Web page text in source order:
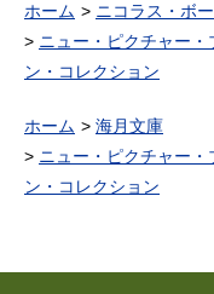
ホーム
ニコラス・ボ
ニュー・ピクチャー
ン・コレクション
ホーム
海月文庫
ニュー・ピクチャー
ン・コレクション